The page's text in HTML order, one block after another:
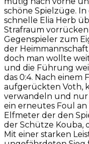
schöne Spielzüge.
schnelle Elia Herb
Strafraum
Gegenspieler zum
der
doch man wollte
und die Führung
das 0:4. Nach einem
aufgerückten Voth,
verwandeln und nur
ein erneutes Foul an
Elfmeter der den
der Schütze Kouba,
Mit einer starken